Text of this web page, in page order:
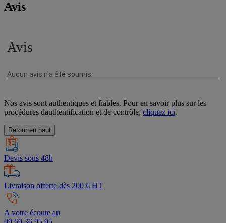
Avis
Nos avis sont authentiques et fiables. Pour en savoir plus sur les
procédures dauthentification et de contrôle, cliquez ici.
Retour en haut
Devis sous 48h
Livraison offerte dès 200 € HT
A votre écoute au